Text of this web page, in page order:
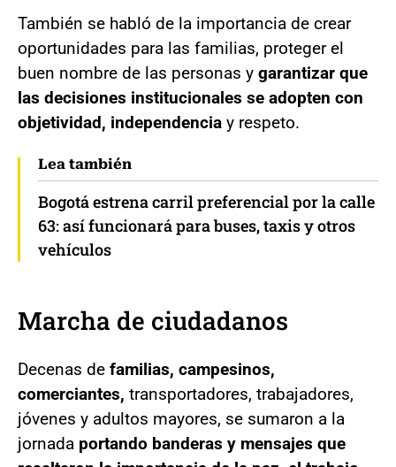
También se habló de la importancia de crear
oportunidades para las familias, proteger el
buen nombre de las personas y garantizar que
las decisiones institucionales se adopten con
objetividad, independencia y respeto.
Lea también
Bogotá estrena carril preferencial por la calle
63: así funcionará para buses, taxis y otros
vehículos
Marcha de ciudadanos
Decenas de familias, campesinos,
comerciantes, transportadores, trabajadores,
jóvenes y adultos mayores, se sumaron a la
jornada portando banderas y mensajes que